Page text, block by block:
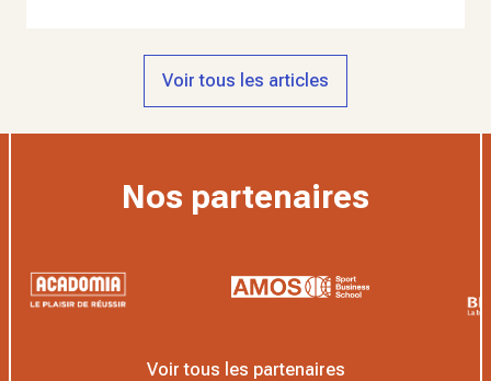
Voir tous les articles
Nos partenaires
Voir tous les partenaires